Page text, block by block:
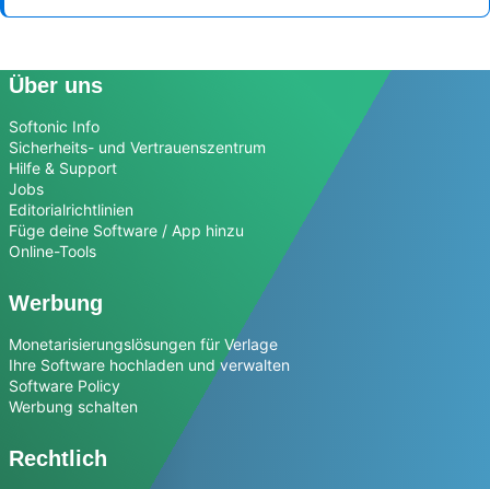
Über uns
Softonic Info
Sicherheits- und Vertrauenszentrum
Hilfe & Support
Jobs
Editorialrichtlinien
Füge deine Software / App hinzu
Online-Tools
Werbung
Monetarisierungslösungen für Verlage
Ihre Software hochladen und verwalten
Software Policy
Werbung schalten
Rechtlich